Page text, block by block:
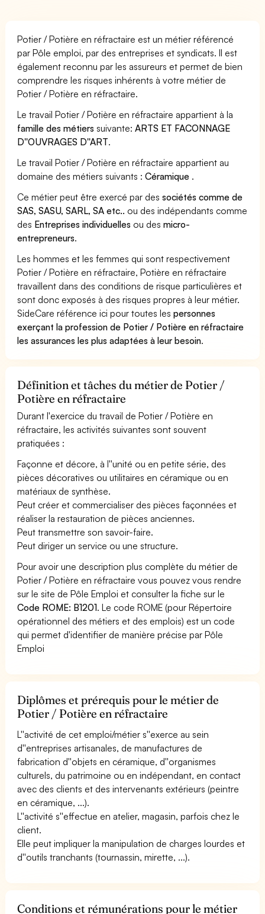
Potier / Potière en réfractaire est un métier référencé
par Pôle emploi, par des entreprises et syndicats. Il est
également reconnu par les assureurs et permet de bien
comprendre les risques inhérents à votre métier de
Potier / Potière en réfractaire.
Le travail Potier / Potière en réfractaire appartient à la
famille des métiers suivante:ARTS ET FACONNAGE
D''OUVRAGES D''ART.
Le travail Potier / Potière en réfractaire appartient au
domaine des métiers suivants :Céramique .
Ce métier peut être exercé par dessociétés comme de
SAS, SASU, SARL, SA etc.. ou des indépendants comme
des Entreprises individuelles ou desmicro-
entrepreneurs.
Les hommes et les femmes qui sont respectivement
Potier / Potière en réfractaire, Potière en réfractaire
travaillent dans des conditions de risque particulières et
sont donc exposés à des risques propres à leur métier.
SideCare référence ici pour toutes lespersonnes
exerçant la profession de Potier / Potière en réfractaire
les assurances les plus adaptées à leur besoin.
Définition et tâches du métier de Potier /
Potière en réfractaire
Durant l'exercice du travail de Potier / Potière en
réfractaire, les activités suivantes sont souvent
pratiquées :
Façonne et décore, à l''unité ou en petite série, des
pièces décoratives ou utilitaires en céramique ou en
matériaux de synthèse.
Peut créer et commercialiser des pièces façonnées et
réaliser la restauration de pièces anciennes.
Peut transmettre son savoir-faire.
Peut diriger un service ou une structure.
Pour avoir une description plus complète du métier de
Potier / Potière en réfractaire vous pouvez vous rendre
sur le site de Pôle Emploi et consulter la fiche sur le
Code ROME: B1201. Le code ROME (pour Répertoire
opérationnel des métiers et des emplois) est un code
qui permet d'identifier de manière précise par Pôle
Emploi
Diplômes et prérequis pour le métier de
Potier / Potière en réfractaire
L''activité de cet emploi/métier s''exerce au sein
d''entreprises artisanales, de manufactures de
fabrication d''objets en céramique, d''organismes
culturels, du patrimoine ou en indépendant, en contact
avec des clients et des intervenants extérieurs (peintre
en céramique, ...).
L''activité s''effectue en atelier, magasin, parfois chez le
client.
Elle peut impliquer la manipulation de charges lourdes et
d''outils tranchants (tournassin, mirette, ...).
Conditions et rémunérations pour le métier